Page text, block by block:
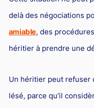
delà des négociations
amiable, des
héritier à prendre une
Un héritier peut refuser
lésé, parce qu’il